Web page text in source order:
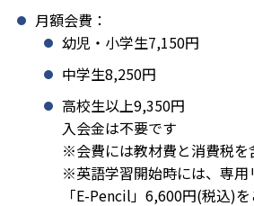
月額会費：
幼児・小学生7,150円
中学生8,250円
高校生以上9,350円
入会金は不要です
※会費には教材費と消費税を
※英語学習開始時には、専用
「E-Pencil」6,600円(税込)